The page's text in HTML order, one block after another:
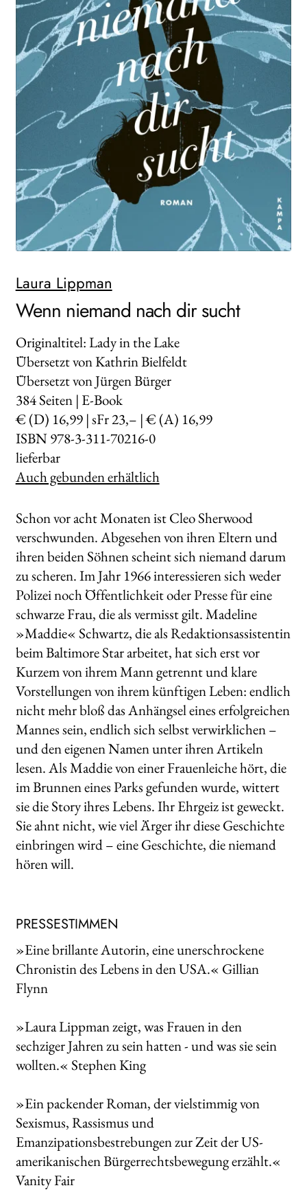
WEITERE VERLAGE
Search:
Laura Lippman
Wenn niemand nach dir sucht
Originaltitel: Lady in the Lake
Übersetzt von Kathrin Bielfeldt
Übersetzt von Jürgen Bürger
384Seiten | E-Book
€ (D) 16,99 | sFr 23,– | € (A) 16,99
ISBN 978-3-311-70216-0
lieferbar
Auch gebunden erhältlich
Schon vor acht Monaten ist Cleo Sherwood
verschwunden. Abgesehen von ihren Eltern und
ihren beiden Söhnen scheint sich niemand darum
zu scheren. Im Jahr 1966 interessieren sich weder
Polizei noch Öffentlichkeit oder Presse für eine
schwarze Frau, die als vermisst gilt. Madeline
»Maddie« Schwartz, die als Redaktionsassistentin
beim Baltimore Star arbeitet, hat sich erst vor
Kurzem von ihrem Mann getrennt und klare
Vorstellungen von ihrem künftigen Leben: endlich
nicht mehr bloß das Anhängsel eines erfolgreichen
Mannes sein, endlich sich selbst verwirklichen –
und den eigenen Namen unter ihren Artikeln
lesen. Als Maddie von einer Frauenleiche hört, die
im Brunnen eines Parks gefunden wurde, wittert
sie die Story ihres Lebens. Ihr Ehrgeiz ist geweckt.
Sie ahnt nicht, wie viel Ärger ihr diese Geschichte
einbringen wird – eine Geschichte, die niemand
hören will.
PRESSESTIMMEN
»Eine brillante Autorin, eine unerschrockene
Chronistin des Lebens in den USA.« Gillian
Flynn
»Laura Lippman zeigt, was Frauen in den
sechziger Jahren zu sein hatten - und was sie sein
wollten.« Stephen King
»Ein packender Roman, der vielstimmig von
Sexismus, Rassismus und
Emanzipationsbestrebungen zur Zeit der US-
amerikanischen Bürgerrechtsbewegung erzählt.«
Vanity Fair